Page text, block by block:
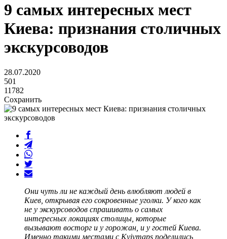
9 самых интересных мест
Киева: признания столичных
экскурсоводов
28.07.2020
501
11782
Сохранить
Они чуть ли не каждый день влюбляют людей в
Киев, открывая его сокровенные уголки. У кого как
не у экскурсоводов спрашивать о самых
интересных локациях столицы, которые
вызывают восторг и у горожан, и у гостей Киева.
Именно такими местами с Kyivmaps поделились